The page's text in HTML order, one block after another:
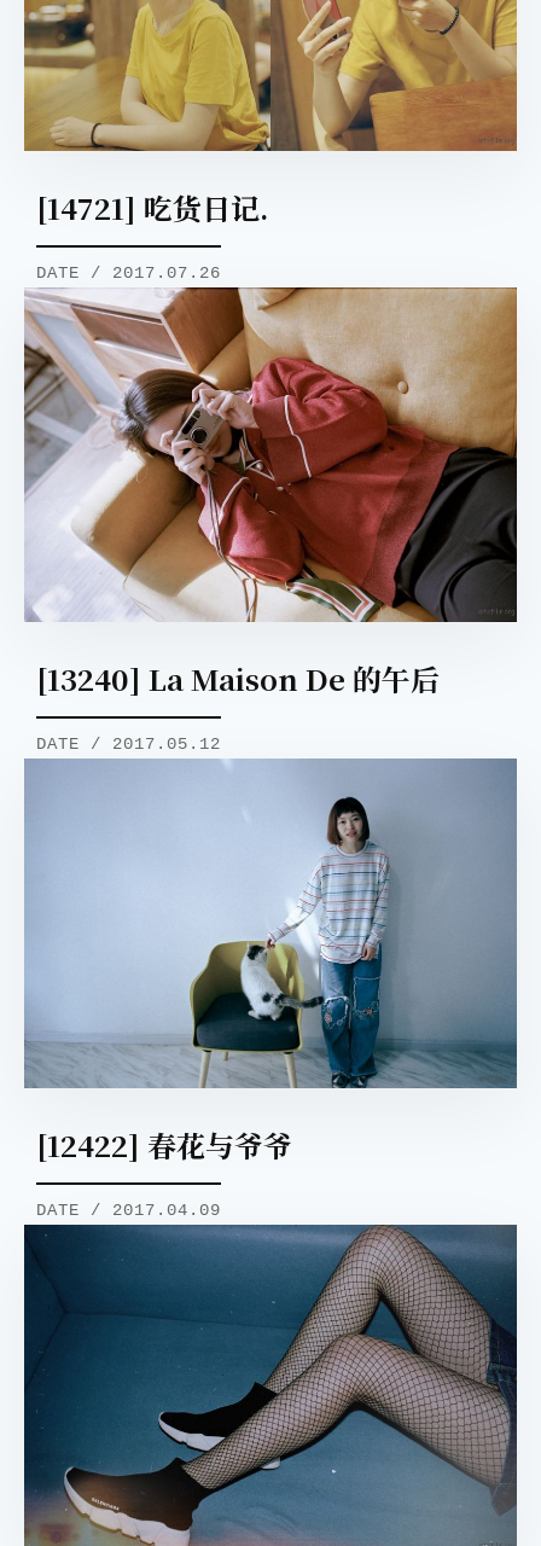
[14721] 吃货日记.
DATE / 2017.07.26
[13240] La Maison De 的午后
DATE / 2017.05.12
[12422] 春花与爷爷
DATE / 2017.04.09